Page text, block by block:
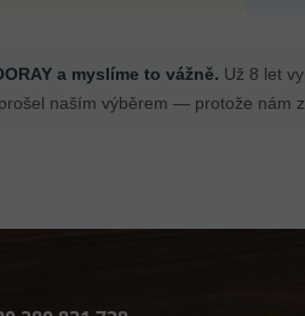
a myslíme to vážně. Už 8 let
naším výběrem — protože nám